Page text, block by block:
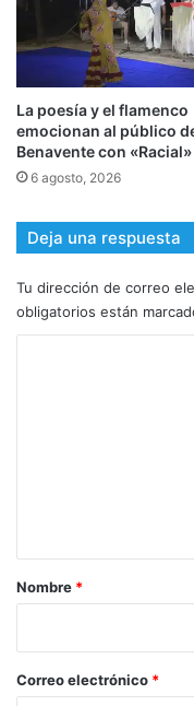
La poesía y el flamenco
emocionan al público
Benavente con «Racial»
6 agosto, 2026
Deja una respuesta
Tu dirección de correo
obligatorios están
r
*
Nombre *
Correo electrónico *